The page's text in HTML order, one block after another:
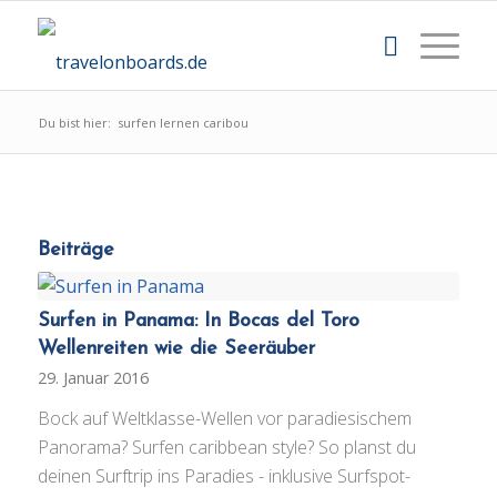
Du bist hier: surfen lernen caribou
Beiträge
Surfen in Panama: In Bocas del Toro
Wellenreiten wie die Seeräuber
29. Januar 2016
Bock auf Weltklasse-Wellen vor paradiesischem
Panorama? Surfen caribbean style? So planst du
deinen Surftrip ins Paradies - inklusive Surfspot-